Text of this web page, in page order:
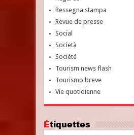
Ressegna stampa
Revue de presse
Social
Società
Société
Tourism news flash
Tourismo breve
Vie quotidienne
Étiquettes